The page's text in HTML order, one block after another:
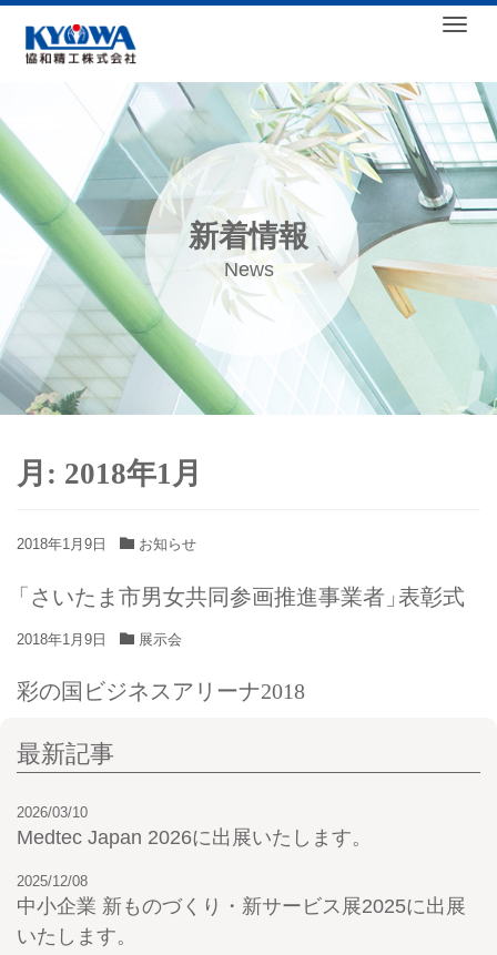
新着情報
News
月: 2018年1月
2018年1月9日 お知らせ
「さいたま市男女共同参画推進事業者 」表彰式
2018年1月9日 展示会
彩の国ビジネスアリーナ2018
最新記事
2026/03/10
Medtec Japan 2026に出展いたします。
2025/12/08
中小企業 新ものづくり・新サービス展2025に出展
いたします。